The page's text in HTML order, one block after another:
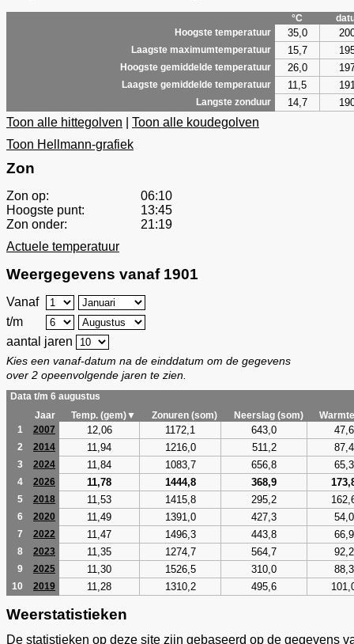
°C
Hoogste temperatuur
35,0
Laagste maximumtemperatuur 15,7
Hoogste gemiddelde temperatuur 26,0
Laagste gemiddelde temperatuur 11,5
Langste zonduur 14,7
Toon alle hittegolven
Toon alle koudegolven
Toon Hellmann-grafiek
Zon
Zon op:
06:10
Hoogste punt:
13:45
Zon onder:
21:19
Actuele temperatuur
Weergegevens vanaf 1901
Vanaf
t/m
aantal jaren
Kies een vanaf-datum na de einddatum om de gegevens
over 2 opeenvolgende jaren te zien.
Data t/m 6 augustus
Jaar
Temp. (gem)▼ Zonuren (som) Neerslag (som)
1
2007 12,06 1172,1 643,0 47,6
2 2014 11,94 1216,0 511,2 87,4
3 2024 11,84 1083,7 656,8 65,3
4 2026 11,78 1444,8 368,9
5 2018 11,53 1415,8 295,2
6 2020 11,49 1391,0 427,3 54,0
7 2022 11,47 1496,3 443,8 66,9
8 2023 11,35 1274,7 564,7 92,2
9 2025 11,30 1526,5 310,0 88,3
10 2019 11,28 1310,2 495,6
Weerstatistieken
De statistieken op deze site zijn gebaseerd op de gegevens